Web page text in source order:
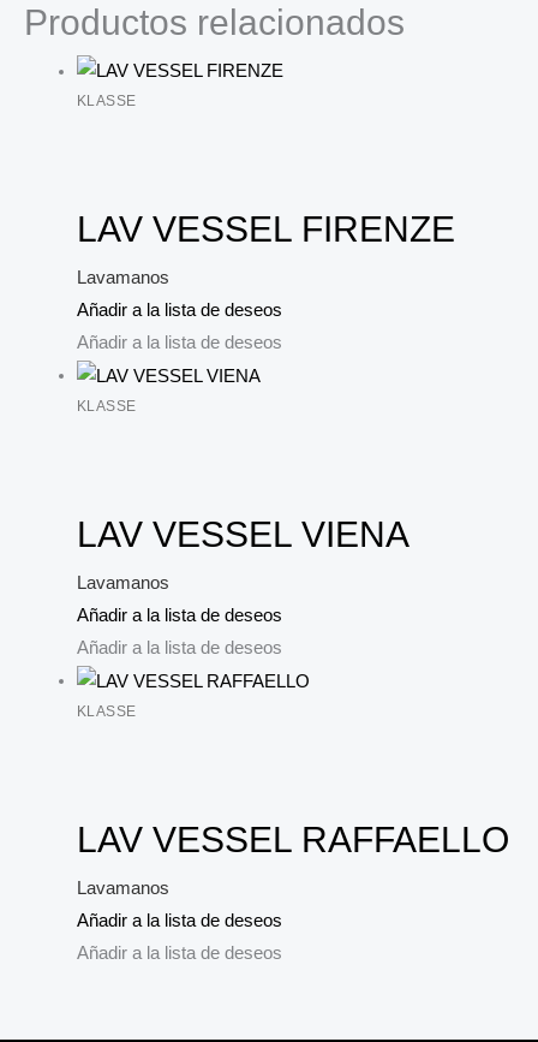
Productos relacionados
KLASSE
LAV VESSEL FIRENZE
Lavamanos
Añadir a la lista de deseos
Añadir a la lista de deseos
KLASSE
LAV VESSEL VIENA
Lavamanos
Añadir a la lista de deseos
Añadir a la lista de deseos
KLASSE
LAV VESSEL RAFFAELLO
Lavamanos
Añadir a la lista de deseos
Añadir a la lista de deseos